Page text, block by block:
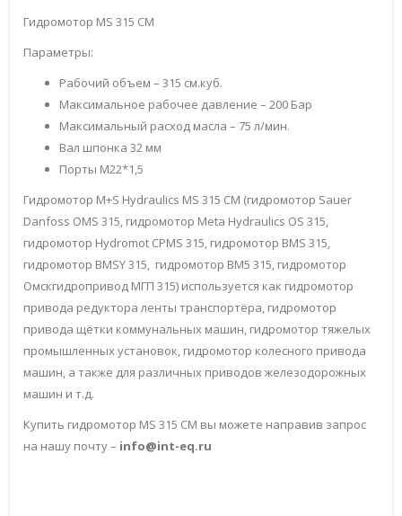
Гидромотор MS 315 CM
Параметры:
Рабочий объем – 315 см.куб.
Максимальное рабочее давление – 200 Бар
Максимальный расход масла – 75 л/мин.
Вал шпонка 32 мм
Порты М22*1,5
Гидромотор M+S Hydraulics MS 315 СM (гидромотор Sauer
Danfoss OMS 315, гидромотор Meta Hydraulics OS 315,
гидромотор Hydromot CPMS 315, гидромотор BMS 315,
гидромотор BMSY 315, гидромотор BM5 315, гидромотор
Омскгидропривод МГП 315) используется как гидромотор
привода редуктора ленты транспортёра, гидромотор
привода щётки коммунальных машин, гидромотор тяжелых
промышленных установок, гидромотор колесного привода
машин, а также для различных приводов железодорожных
машин и т.д.
Купить гидромотор MS 315 CM вы можете направив запрос
на нашу почту – info@int-eq.ru